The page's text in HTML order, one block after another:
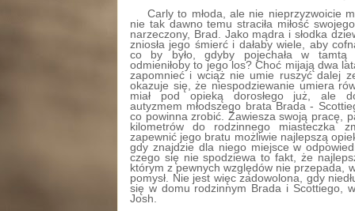
Carly to młoda, ale nie nieprzyzwoicie
nie tak dawno temu straciła miłość
narzeczony, Brad. Jako mądra i słodka
zniosła jego śmierć i dałaby wiele, aby
co by było, gdyby pojechała w
odmieniłoby to jego los? Choć mijają dwa
zapomnieć i wciąż nie umie ruszyć dalej
okazuje się, że niespodziewanie umiera
miał pod opieką dorosłego już, ale
autyzmem młodszego brata Brada -
co powinna zrobić. Zawiesza swoją pracę,
kilometrów do rodzinnego miasteczka
zapewnić jego bratu możliwie najlepszą
gdy znajdzie dla niego miejsce w
czego się nie spodziewa to fakt, że
którym z pewnych względów nie przepada,
pomysł. Nie jest więc zadowolona, gdy
się w domu rodzinnym Brada i Scottiego,
Josh.